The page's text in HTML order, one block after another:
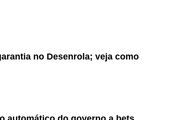
no Desenrola; veja como